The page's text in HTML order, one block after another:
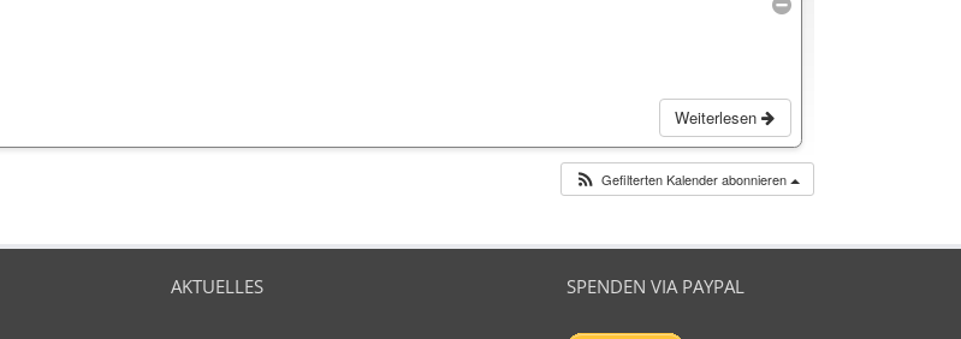
Weiterlesen
Gefilterten Kalender abonnieren
AKTUELLES SPENDEN VIA PAYPAL